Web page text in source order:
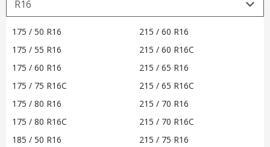
175 / 50 R16
175 / 55 R16
175 / 60 R16
175 / 75 R16C
175 / 80 R16
175 / 80 R16C
185 / 50 R16
215 / 60 R16
215 / 60 R16C
215 / 65 R16
215 / 65 R16C
215 / 70 R16
215 / 70 R16C
215 / 75 R16